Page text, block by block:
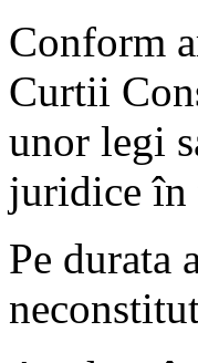
Conform
Curtii
unor legi
juridice în
Pe durata